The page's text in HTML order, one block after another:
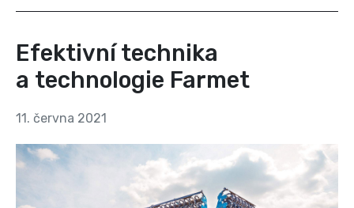
Efektivní technika
a technologie Farmet
11. června 2021